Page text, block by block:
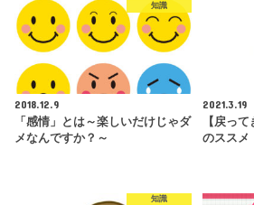
知識
2018.12.9
「感情」とは～楽しいだけじゃダ
メなんですか？～
2021.3.19
【戻っ
のススメ
知識